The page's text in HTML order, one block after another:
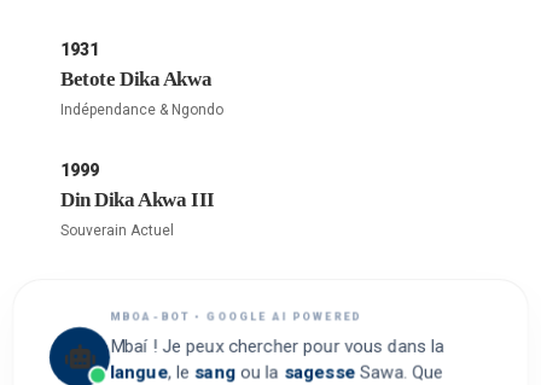
1931
Betote Dika Akwa
Indépendance & Ngondo
1999
Din Dika Akwa III
Souverain Actuel
MBOA-BOT • GOOGLE AI POWERED
Mbaí ! Je peux chercher pour vous dans la
langue, le sangou la sagesse Sawa. Que